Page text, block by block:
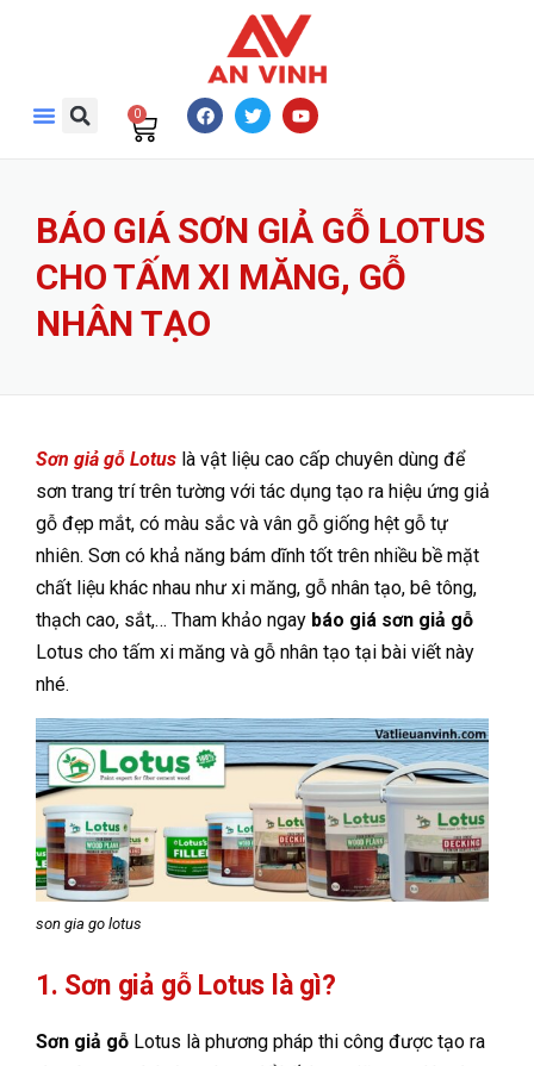
0
BÁO GIÁ SƠN GIẢ GỖ LOTUS
CHO TẤM XI MĂNG, GỖ
NHÂN TẠO
Sơn giả gỗ Lotus là vật liệu cao cấp chuyên dùng để
sơn trang trí trên tường với tác dụng tạo ra hiệu ứng giả
gỗ đẹp mắt, có màu sắc và vân gỗ giống hệt gỗ tự
nhiên. Sơn có khả năng bám dĩnh tốt trên nhiều bề mặt
chất liệu khác nhau như xi măng, gỗ nhân tạo, bê tông,
thạch cao, sắt,… Tham khảo ngay báo giá sơn giả gỗ
Lotus cho tấm xi măng và gỗ nhân tạo tại bài viết này
nhé.
son gia go lotus
1. Sơn giả gỗ Lotus là gì?
Sơn giả gỗ Lotus là phương pháp thi công được tạo ra